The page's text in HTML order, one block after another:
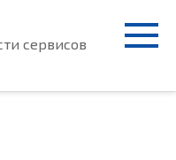
сервисов